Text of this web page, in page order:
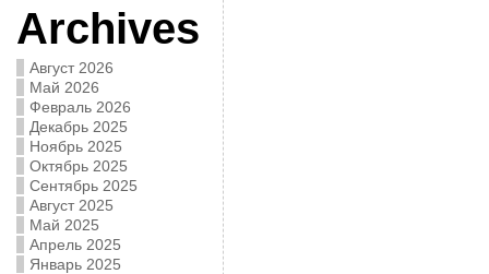
Archives
Август 2026
Май 2026
Февраль 2026
Декабрь 2025
Ноябрь 2025
Октябрь 2025
Сентябрь 2025
Август 2025
Май 2025
Апрель 2025
Январь 2025